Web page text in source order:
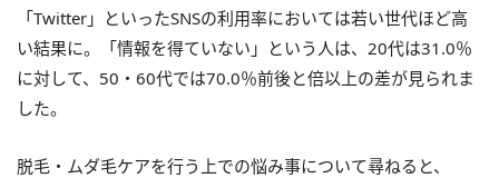
「Twitter」といったSNSの利用率においては若い世代ほど高
い結果に。「情報を得ていない」という人は、20代は31.0％
に対して、50・60代では70.0％前後と倍以上の差が見られま
した。
脱毛・ムダ毛ケアを行う上での悩み事について尋ねると、